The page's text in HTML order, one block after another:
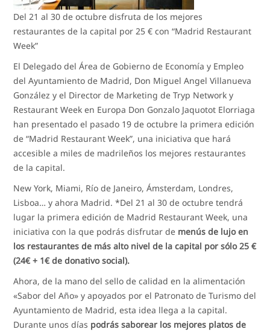
Del 21 al 30 de octubre disfruta de los mejores
restaurantes de la capital por 25 € con “Madrid Restaurant
Week”
El Delegado del Área de Gobierno de Economía y Empleo
del Ayuntamiento de Madrid, Don Miguel Angel Villanueva
González y el Director de Marketing de Tryp Network y
Restaurant Week en Europa Don Gonzalo Jaquotot Elorriaga
han presentado el pasado 19 de octubre la primera edición
de “Madrid Restaurant Week”, una iniciativa que hará
accesible a miles de madrileños los mejores restaurantes
de la capital.
New York, Miami, Río de Janeiro, Ámsterdam, Londres,
Lisboa… y ahora Madrid. *Del 21 al 30 de octubre tendrá
lugar la primera edición de Madrid Restaurant Week, una
iniciativa con la que podrás disfrutar de menús de lujo en
los restaurantes de más alto nivel de la capital por sólo 25 €
(24€ + 1€ de donativo social).
Ahora, de la mano del sello de calidad en la alimentación
«Sabor del Año» y apoyados por el Patronato de Turismo del
Ayuntamiento de Madrid, esta idea llega a la capital.
Durante unos días podrás saborear los mejores platos de